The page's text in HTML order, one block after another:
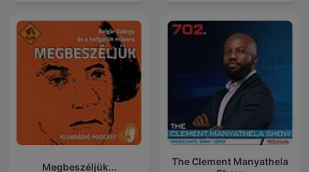
Megbeszéljük...
The Clement Manyathela